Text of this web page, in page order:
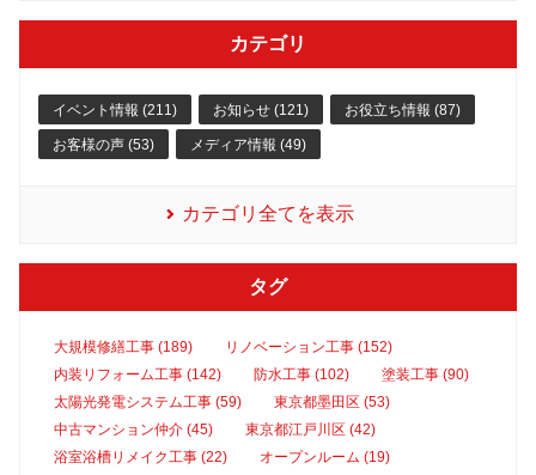
カテゴリ
イベント情報 (211) お知らせ (121) お役立ち情報 (87)
お客様の声 (53) メディア情報 (49)
カテゴリ全てを表示
タグ
大規模修繕工事 (189)
リノベーション工事 (152)
内装リフォーム工事 (142)
防水工事 (102)
塗装工事 (90)
太陽光発電システム工事 (59)
東京都墨田区 (53)
中古マンション仲介 (45)
東京都江戸川区 (42)
浴室浴槽リメイク工事 (22)
オープンルーム (19)